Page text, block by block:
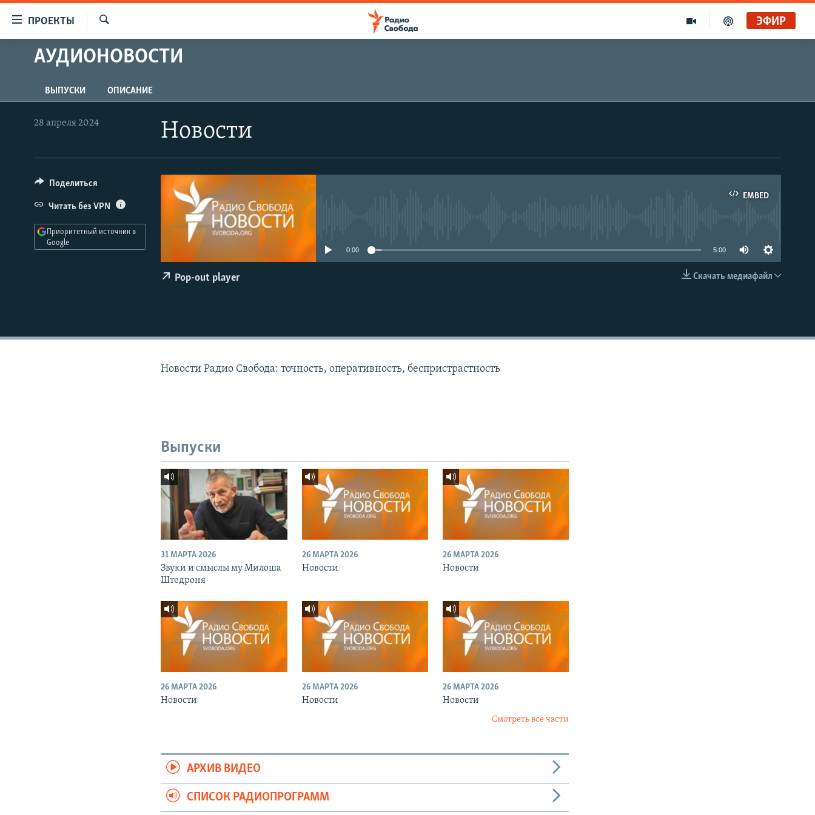
упрощенного
доступа
Вернуться
к
основному
главной
Вернутся
ПРОЕКТЫ
ПРОГРАММЫ
АВТОРСКИЕ ПРОЕКТЫ
ЦИТАТЫ СВОБОДЫ
IDEL.РЕАЛИИ
КАВКАЗ.РЕАЛИИ
СЕВЕР.РЕАЛИИ
СИБИРЬ.РЕАЛИИ
ЭФИР
АУДИОНОВОСТИ
ВЫПУСКИ ОПИСАНИЕ
Новости
28 апреля 2024
EMBED
EMBED
0:00 5:00
Скачать медиафайл
Pop-out player
Поделиться
Читать без VPN
Приоритетный источник в
Google
Новости Радио Свобода: точность, оперативность, беспристрастность
Выпуски
31 МАРТА 2026
Звуки и смыслы му Милоша
Штедроня
26 МАРТА 2026
Новости
26 МАРТА 2026
Новости
26 МАРТА 2026
Новости
26 МАРТА 2026
Новости
26 МАРТА 2026
Новости
Смотреть все части
АРХИВ ВИДЕО
СПИСОК РАДИОПРОГРАММ